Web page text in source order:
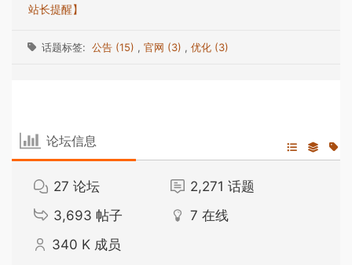
站长提醒】
话题标签: 公告 (15) , 官网 (3) , 优化 (3)
论坛信息
27 论坛 2,271 话题
3,693 帖子 7 在线
340 K 成员